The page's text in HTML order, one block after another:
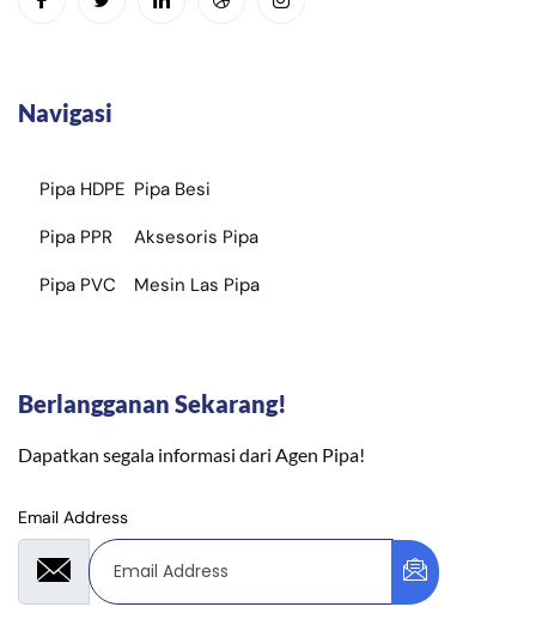
Navigasi
Pipa HDPE
Pipa PPR
Pipa PVC
Pipa Besi
Aksesoris Pipa
Mesin Las Pipa
Berlangganan Sekarang!
Dapatkan segala informasi dari Agen Pipa!
Email Address